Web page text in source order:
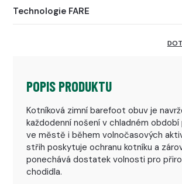
Technologie FARE
POPIS PRODUKTU
Kotníková zimní barefoot obuv je
každodenní nošení v chladném období
ve městě i během volnočasových
střih poskytuje ochranu kotníku a
ponechává dostatek volnosti pro
chodidla.